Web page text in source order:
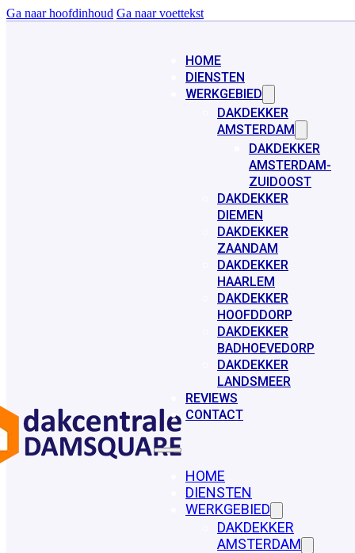
Ga naar hoofdinhoud Ga naar voettekst
HOME
DIENSTEN
WERKGEBIED
DAKDEKKER
AMSTERDAM
DAKDEKKER
AMSTERDAM-
ZUIDOOST
DAKDEKKER
DIEMEN
DAKDEKKER
ZAANDAM
DAKDEKKER
HAARLEM
DAKDEKKER
HOOFDDORP
DAKDEKKER
BADHOEVEDORP
DAKDEKKER
LANDSMEER
REVIEWS
CONTACT
HOME
DIENSTEN
WERKGEBIED
DAKDEKKER
AMSTERDAM